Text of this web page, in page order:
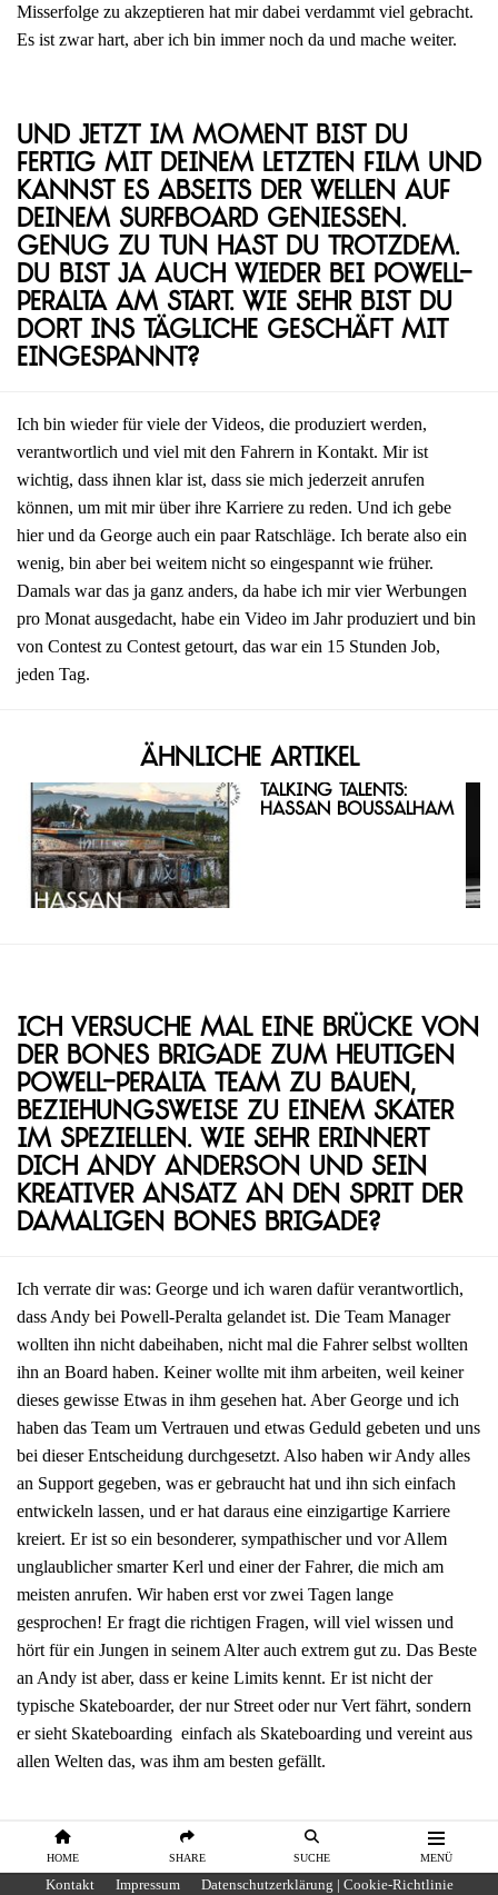
HOME SHARE SUCHE MENÜ
Misserfolge zu akzeptieren hat mir dabei verdammt viel gebracht.
Es ist zwar hart, aber ich bin immer noch da und mache weiter.
Und jetzt im Moment bist du
fertig mit deinem letzten Film und
kannst es abseits der Wellen auf
deinem Surfboard genießen.
Genug zu tun hast du trotzdem.
Du bist ja auch wieder bei Powell-
Peralta am Start. Wie sehr bist du
dort ins tägliche Geschäft mit
eingespannt?
Ich bin wieder für viele der Videos, die produziert werden,
verantwortlich und viel mit den Fahrern in Kontakt. Mir ist
wichtig, dass ihnen klar ist, dass sie mich jederzeit anrufen
können, um mit mir über ihre Karriere zu reden. Und ich gebe
hier und da George auch ein paar Ratschläge. Ich berate also ein
wenig, bin aber bei weitem nicht so eingespannt wie früher.
Damals war das ja ganz anders, da habe ich mir vier Werbungen
pro Monat ausgedacht, habe ein Video im Jahr produziert und bin
von Contest zu Contest getourt, das war ein 15 Stunden Job,
jeden Tag.
Ähnliche Artikel
Talking Talents:
Hassan Boussalham
Ich versuche mal eine Brücke von
der Bones Brigade zum heutigen
Powell-Peralta Team zu bauen,
beziehungsweise zu einem Skater
im Speziellen. Wie sehr erinnert
dich Andy Anderson und sein
kreativer Ansatz an den Sprit der
damaligen Bones Brigade?
Ich verrate dir was: George und ich waren dafür verantwortlich,
dass Andy bei Powell-Peralta gelandet ist. Die Team Manager
wollten ihn nicht dabeihaben, nicht mal die Fahrer selbst wollten
ihn an Board haben. Keiner wollte mit ihm arbeiten, weil keiner
dieses gewisse Etwas in ihm gesehen hat. Aber George und ich
haben das Team um Vertrauen und etwas Geduld gebeten und uns
bei dieser Entscheidung durchgesetzt. Also haben wir Andy alles
an Support gegeben, was er gebraucht hat und ihn sich einfach
entwickeln lassen, und er hat daraus eine einzigartige Karriere
kreiert. Er ist so ein besonderer, sympathischer und vor Allem
unglaublicher smarter Kerl und einer der Fahrer, die mich am
meisten anrufen. Wir haben erst vor zwei Tagen lange
gesprochen! Er fragt die richtigen Fragen, will viel wissen und
hört für ein Jungen in seinem Alter auch extrem gut zu. Das Beste
an Andy ist aber, dass er keine Limits kennt. Er ist nicht der
typische Skateboarder, der nur Street oder nur Vert fährt, sondern
er sieht Skateboarding einfach als Skateboarding und vereint aus
allen Welten das, was ihm am besten gefällt.
Kontakt Impressum Datenschutzerklärung | Cookie-Richtlinie